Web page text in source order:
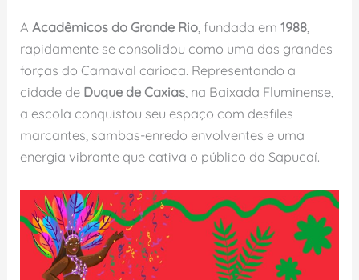
AAcadêmicos do Grande Rio, fundada em1988,
rapidamente se consolidou como uma das grandes
forças do Carnaval carioca. Representando a
cidade de Duque de Caxias, na Baixada Fluminense,
a escola conquistou seu espaço com desfiles
marcantes, sambas-enredo envolventes e uma
energia vibrante que cativa o público da Sapucaí.